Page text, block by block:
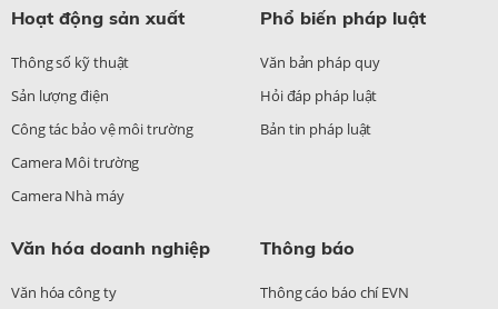
Hoạt động sản xuất
Thông số kỹ thuật
Sản lượng điện
Công tác bảo vệ môi trường
Camera Môi trường
Camera Nhà máy
Phổ biến pháp luật
Văn bản pháp quy
Hỏi đáp pháp luật
Bản tin pháp luật
Văn hóa doanh nghiệp
Văn hóa công ty
Thông báo
Thông cáo báo chí EVN